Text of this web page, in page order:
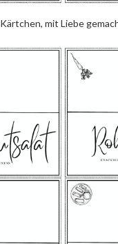
Kärtchen, mit Liebe